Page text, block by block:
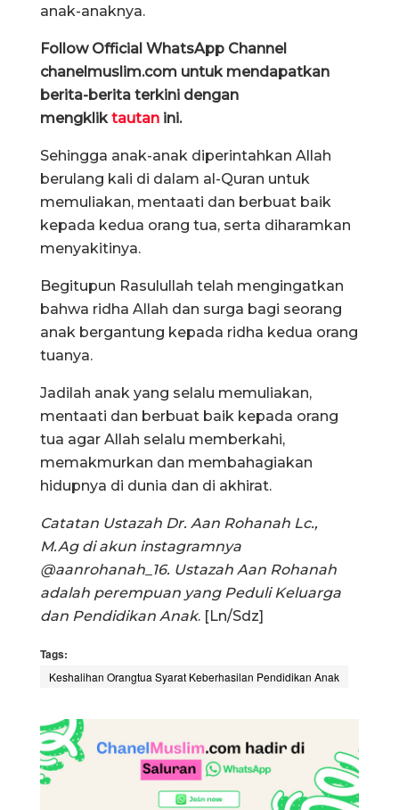
anak-anaknya.
Follow Official WhatsApp Channel
chanelmuslim.com untuk mendapatkan
berita-berita terkini dengan
mengklik tautan ini.
Sehingga anak-anak diperintahkan Allah
berulang kali di dalam al-Quran untuk
memuliakan, mentaati dan berbuat baik
kepada kedua orang tua, serta diharamkan
menyakitinya.
Begitupun Rasulullah telah mengingatkan
bahwa ridha Allah dan surga bagi seorang
anak bergantung kepada ridha kedua orang
tuanya.
Jadilah anak yang selalu memuliakan,
mentaati dan berbuat baik kepada orang
tua agar Allah selalu memberkahi,
memakmurkan dan membahagiakan
hidupnya di dunia dan di akhirat.
Catatan Ustazah Dr. Aan Rohanah Lc.,
M.Ag di akun instagramnya
@aanrohanah_16. Ustazah Aan Rohanah
adalah perempuan yang Peduli Keluarga
dan Pendidikan Anak. [Ln/Sdz]
Tags:
Keshalihan Orangtua Syarat Keberhasilan Pendidikan Anak